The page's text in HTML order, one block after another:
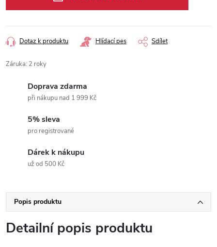
Dotaz k produktu Hlídací pes Sdílet
Záruka: 2 roky
Doprava zdarma
při nákupu nad 1 999 Kč
5% sleva
pro registrované
Dárek k nákupu
už od 500 Kč
Popis produktu
Detailní popis produktu